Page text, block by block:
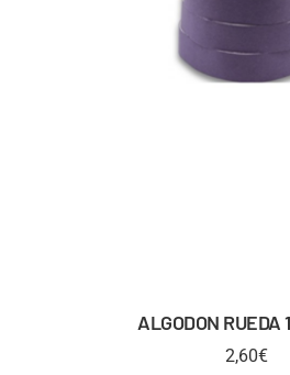
ALGODON RUEDA
2,60€